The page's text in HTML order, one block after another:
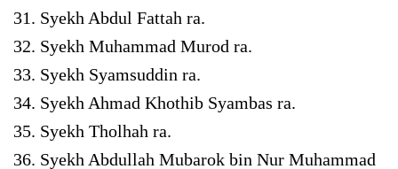
31. Syekh Abdul Fattah ra.
32. Syekh Muhammad Murod ra.
33. Syekh Syamsuddin ra.
34. Syekh Ahmad Khothib Syambas ra.
35. Syekh Tholhah ra.
36. Syekh Abdullah Mubarok bin Nur Muhammad